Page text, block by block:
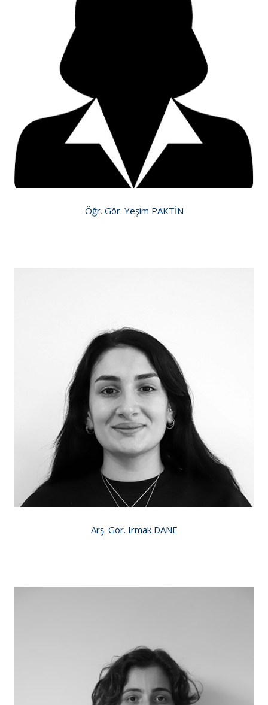
Öğr. Gör. Yeşim PAKTİN
Arş. Gör. Irmak DANE